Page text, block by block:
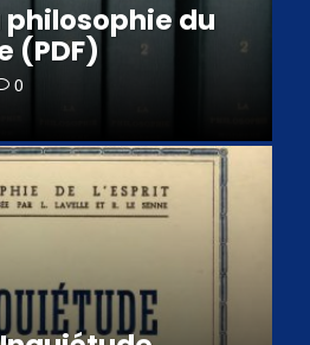
philosophie du
(PDF)
0